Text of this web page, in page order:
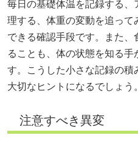
毎日の基礎体温を記録する
理する、体重の変動を追っ
できる確認手段です。また
ることも、体の状態を知る手
す。こうした小さな記録の積
大切なヒントになるでしょう。
注意すべき異変